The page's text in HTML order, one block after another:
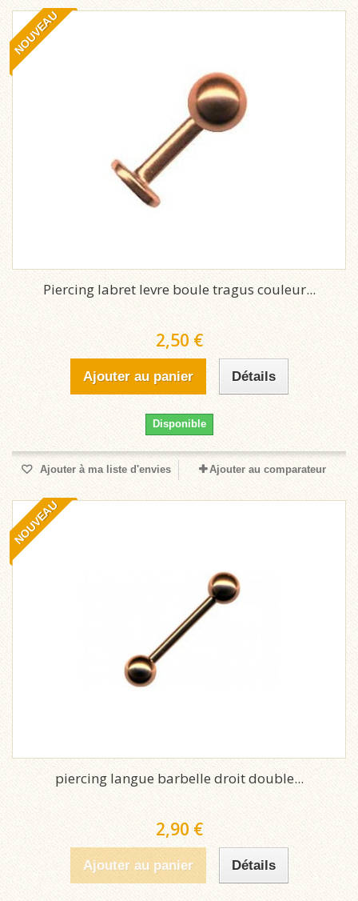
NOUVEAU
Piercing labret levre boule tragus couleur...
2,50 €
Ajouter au panier Détails
Disponible
Ajouter à ma liste d'envies Ajouter au comparateur
NOUVEAU
piercing langue barbelle droit double...
2,90 €
Ajouter au panier Détails